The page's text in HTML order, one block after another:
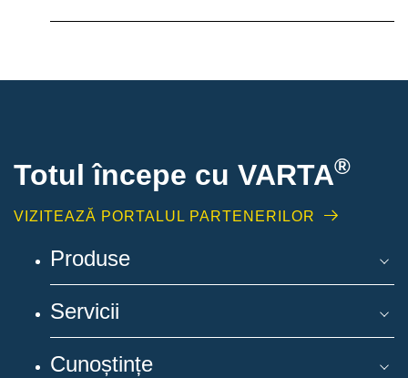
Totul începe cu VARTA®
VIZITEAZĂ PORTALUL PARTENERILOR
Produse
Servicii
Cunoștințe